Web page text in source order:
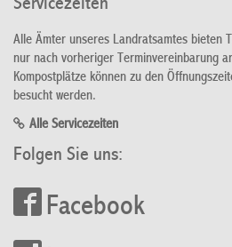
Servicezeiten
Alle Ämter unseres Landratsamtes bieten
nur nach vorheriger Terminvereinbarung
Kompostplätze können zu den
besucht werden.
Alle Servicezeiten
Folgen Sie uns:
Facebook